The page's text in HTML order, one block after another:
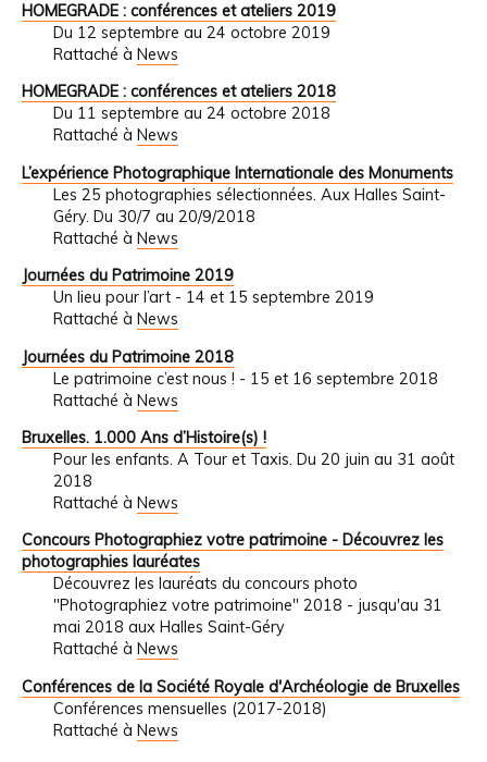
HOMEGRADE : conférences et ateliers 2019
Du 12 septembre au 24 octobre 2019
Rattaché à News
HOMEGRADE : conférences et ateliers 2018
Du 11 septembre au 24 octobre 2018
Rattaché à News
L’expérience Photographique Internationale des Monuments
Les 25 photographies sélectionnées. Aux Halles Saint-
Géry. Du 30/7 au 20/9/2018
Rattaché à News
Journées du Patrimoine 2019
Un lieu pour l’art - 14 et 15 septembre 2019
Rattaché à News
Journées du Patrimoine 2018
Le patrimoine c’est nous ! - 15 et 16 septembre 2018
Rattaché à News
Bruxelles. 1.000 Ans d’Histoire(s) !
Pour les enfants. A Tour et Taxis. Du 20 juin au 31 août
2018
Rattaché à News
Concours Photographiez votre patrimoine - Découvrez les
photographies lauréates
Découvrez les lauréats du concours photo
"Photographiez votre patrimoine" 2018 - jusqu'au 31
mai 2018 aux Halles Saint-Géry
Rattaché à News
Conférences de la Société Royale d'Archéologie de Bruxelles
Conférences mensuelles (2017-2018)
Rattaché à News